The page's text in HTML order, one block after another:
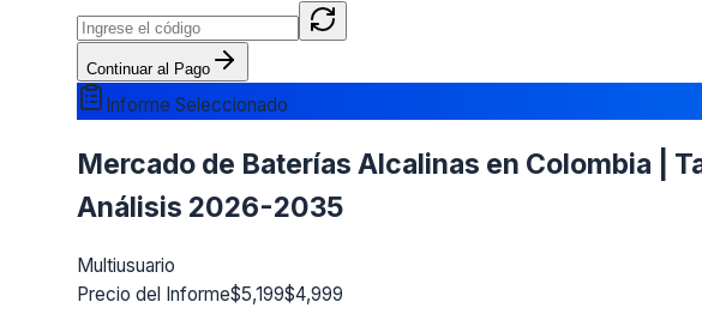
Continuar al Pago
Informe Seleccionado
Mercado de Baterías Alcalinas en Colombia |
Análisis 2026-2035
Multiusuario
Precio del Informe$5,199$4,999